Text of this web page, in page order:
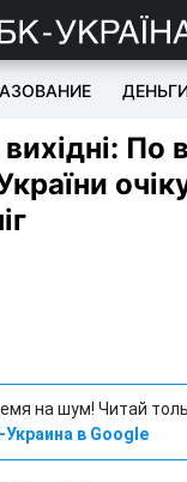
По
на шум! Читай
Украина в Google